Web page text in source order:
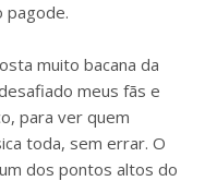
pagode.
muito bacana da
meus fãs e
para ver quem
toda, sem errar. O
dos pontos altos do